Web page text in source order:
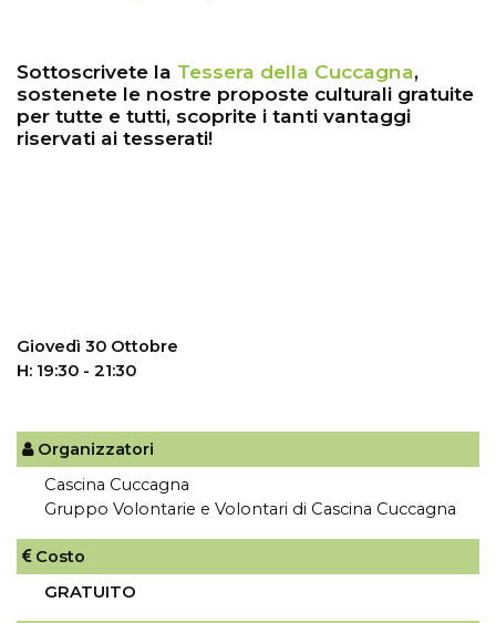
Sottoscrivete la Tessera della Cuccagna,
sostenete le nostre proposte culturali gratuite
per tutte e tutti, scoprite i tanti vantaggi
riservati ai tesserati!
Giovedì 30 Ottobre
H: 19:30 - 21:30
Organizzatori
Cascina Cuccagna
Gruppo Volontarie e Volontari di Cascina Cuccagna
Costo
GRATUITO